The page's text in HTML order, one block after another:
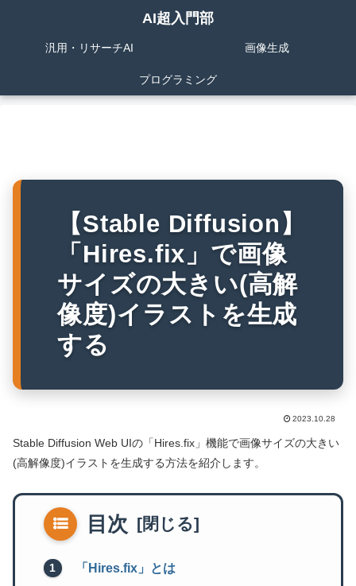
AI超入門部
汎用・リサーチAI 画像生成
プログラミング
【Stable Diffusion】
「Hires.fix」で画像
サイズの大きい(高解
像度)イラストを生成
する
2023.10.28
Stable Diffusion Web UIの「Hires.fix」機能で画像サイズの大きい
(高解像度)イラストを生成する方法を紹介します。
目次
「Hires.fix」とは